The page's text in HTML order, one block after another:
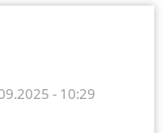
- 10:29